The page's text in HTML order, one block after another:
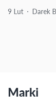
9 Lut
Darek
Marki